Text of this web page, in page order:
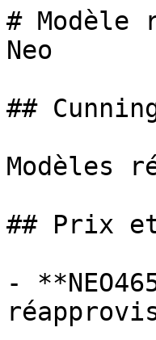
# Modèle
Neo
##
Modèles
## Prix
-